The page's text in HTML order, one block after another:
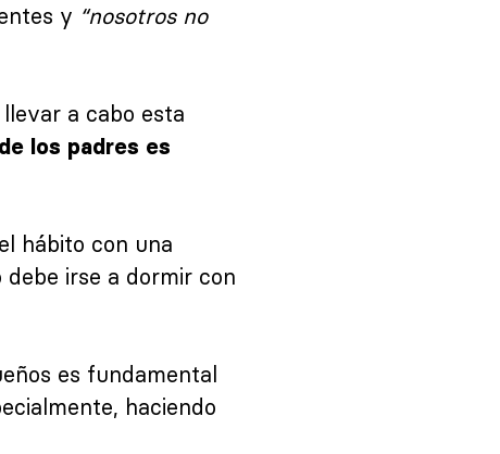
y “nosotros no
a cabo esta
los padres es
hábito con una
irse a dormir con
es fundamental
haciendo